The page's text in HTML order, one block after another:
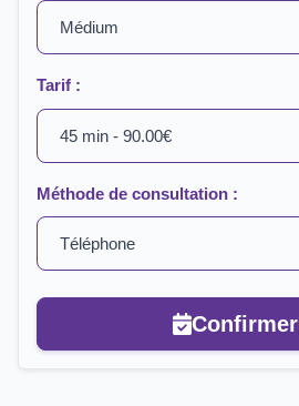
Tarif :
Méthode de consultation :
Confirmer